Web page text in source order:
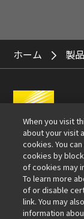
ホーム 製
X
会社情報
When you visit
about your visit
cookies. You
cookies by
of cookies may
To learn more
of or disable
link. You may
information